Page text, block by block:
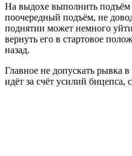
На выдохе выполнить подъём
поочередный подъём, не
поднятии может немного
вернуть его в стартовое
назад.
Главное не допускать рывка
идёт за счёт усилий бицепса,